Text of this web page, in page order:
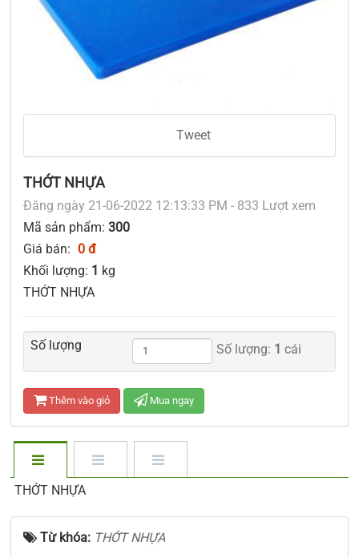
Tweet
THỚT NHỰA
Đăng ngày 21-06-2022 12:13:33 PM - 833 Lượt xem
Mã sản phẩm: 300
Giá bán: 0 đ
Khối lượng: 1 kg
THỚT NHỰA
Số lượng Số lượng: 1 cái
Thêm vào giỏ Mua ngay
THỚT NHỰA
Từ khóa: THỚT NHỰA